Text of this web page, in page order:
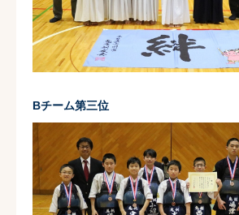
Bチーム第三位